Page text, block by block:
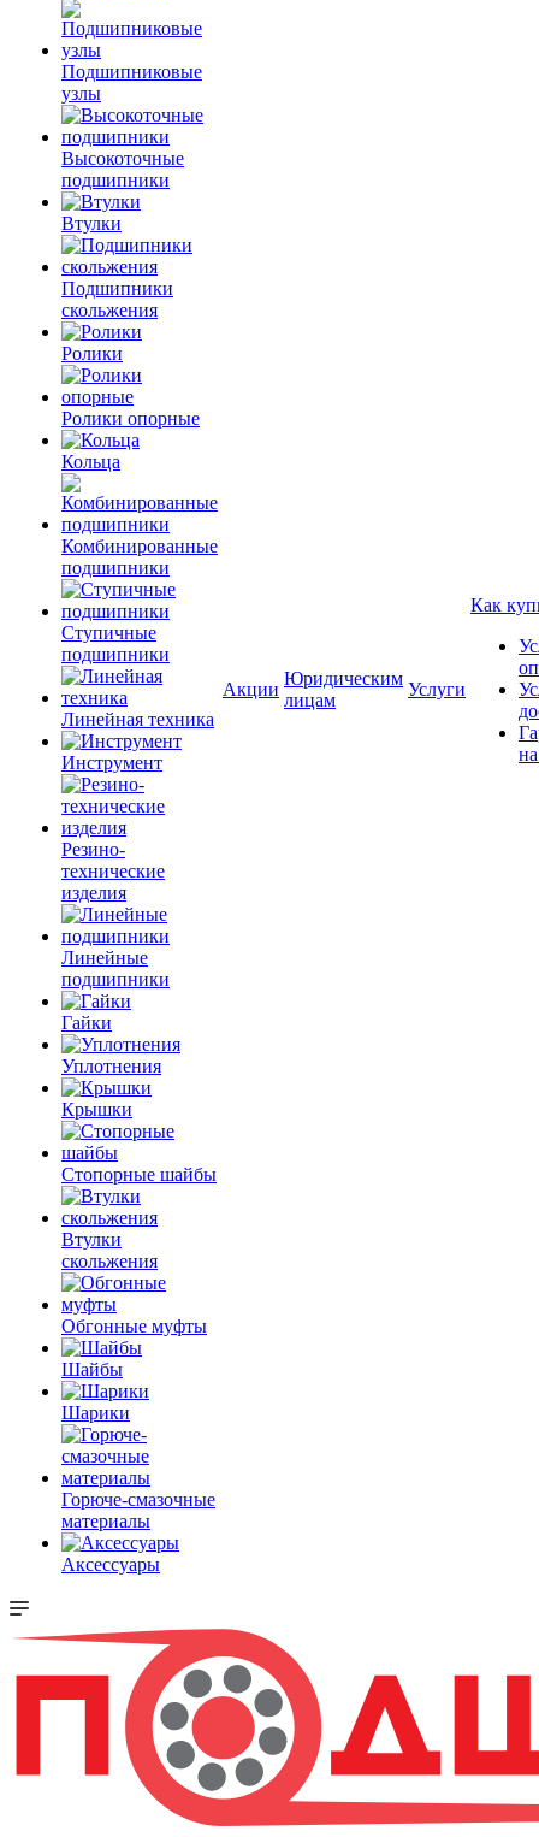
Подшипниковые
узлы
Высокоточные
подшипники
Втулки
Подшипники
скольжения
Ролики
Ролики опорные
Кольца
Комбинированные
подшипники
Ступичные
подшипники
Линейная техника
Инструмент
Резино-
технические
изделия
Линейные
подшипники
Гайки
Уплотнения
Крышки
Стопорные шайбы
Втулки
скольжения
Обгонные муфты
Шайбы
Шарики
Горюче-смазочные
материалы
Аксессуары
Акции
Юридическим
лицам
Услуги
Как